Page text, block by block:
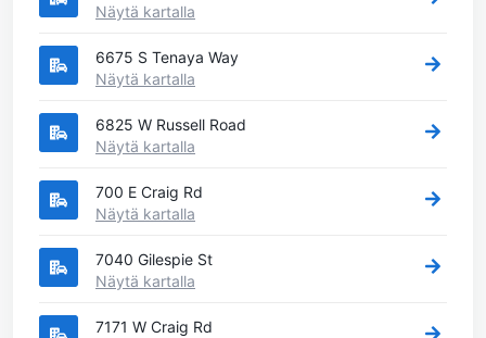
Näytä kartalla
6675 S Tenaya Way
Näytä kartalla
6825 W Russell Road
Näytä kartalla
700 E Craig Rd
Näytä kartalla
7040 Gilespie St
Näytä kartalla
7171 W Craig Rd